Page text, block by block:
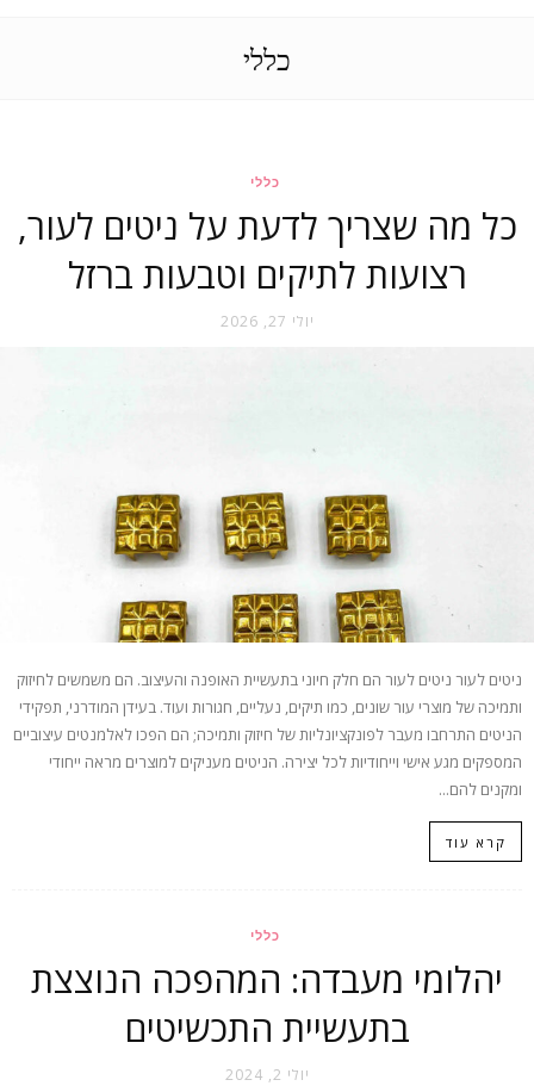
כללי
כללי
כל מה שצריך לדעת על ניטים לעור,
רצועות לתיקים וטבעות ברזל
יולי 27, 2026
ניטים לעור ניטים לעור הם חלק חיוני בתעשיית האופנה והעיצוב. הם משמשים לחיזוק
ותמיכה של מוצרי עור שונים, כמו תיקים, נעליים, חגורות ועוד. בעידן המודרני, תפקידי
הניטים התרחבו מעבר לפונקציונליות של חיזוק ותמיכה; הם הפכו לאלמנטים עיצוביים
המספקים מגע אישי וייחודיות לכל יצירה. הניטים מעניקים למוצרים מראה ייחודי
ומקנים להם...
קרא עוד
כללי
יהלומי מעבדה: המהפכה הנוצצת
בתעשיית התכשיטים
יולי 2, 2024